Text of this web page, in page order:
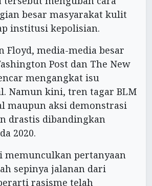
besar masyarakat kulit
institusi kepolisian.
Floyd, media-media besar
Post dan The New
mengangkat isu
Namun kini, tren tagar BLM
maupun aksi demonstrasi
drastis dibandingkan
2020.
memunculkan pertanyaan
sepinya jalanan dari
rasisme telah